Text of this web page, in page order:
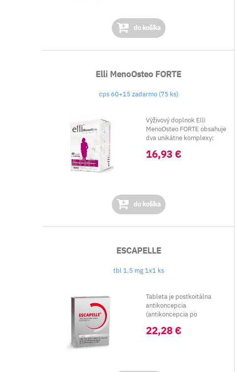
do košíka
Elli MenoOsteo FORTE
cps 60+15 zadarmo (75 ks)
Výživový doplnok Elli
MenoOsteo FORTE obsahuje
dva unikátne komplexy:
16,93 €
do košíka
ESCAPELLE
tbl 1,5 mg 1x1 ks
Tableta je postkoitálna
antikoncepcia
(antikoncepcia po
mo..
22,28 €